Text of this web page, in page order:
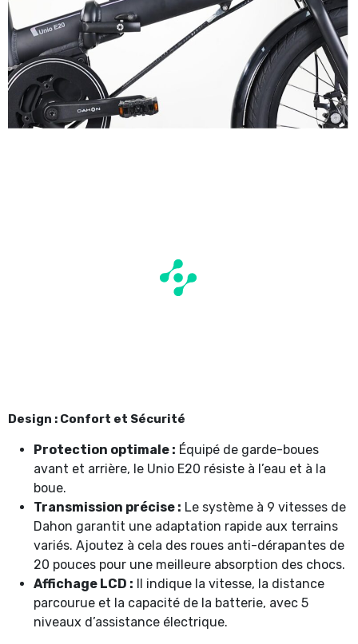
Design : Confort et Sécurité
Protection optimale : Équipé de garde-boues
avant et arrière, le Unio E20 résiste à l’eau et à la
boue.
Transmission précise : Le système à 9 vitesses de
Dahon garantit une adaptation rapide aux terrains
variés. Ajoutez à cela des roues anti-dérapantes de
20 pouces pour une meilleure absorption des chocs.
Affichage LCD : Il indique la vitesse, la distance
parcourue et la capacité de la batterie, avec 5
niveaux d’assistance électrique.